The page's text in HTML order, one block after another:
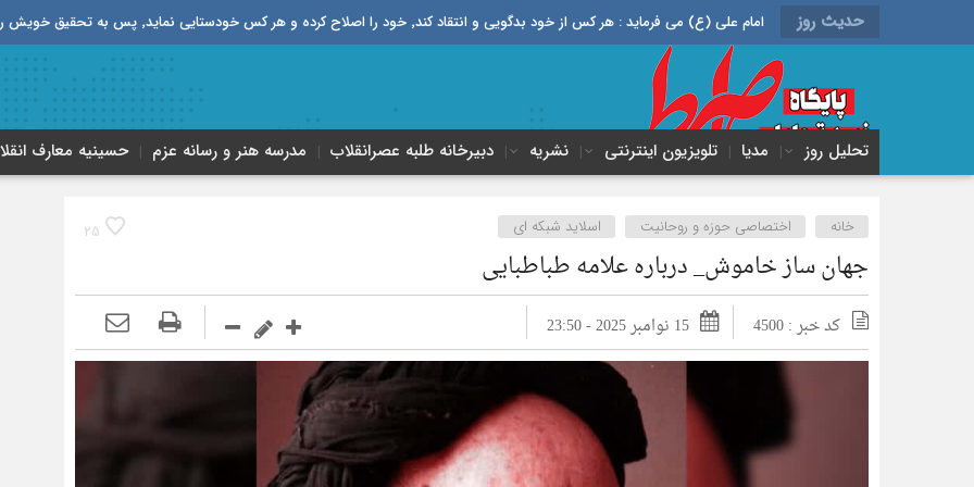
حدیث روز امام علی (ع) می فرماید : هر کس از خود بدگویی و انتقاد کند٬ خود را اصلاح کرده و هر کس خودستایی نماید٬ پس به تحقیق خویش را تباه نموده است.
تحلیل روز مدیا تلویزیون اینترنتی نشریه دبیرخانه طلبه‌ عصر‌انقلاب مدرسه هنر و رسانه عزم حسینیه معارف
25 خانه اختصاصی حوزه و روحانیت اسلاید شبکه ای
جهان ساز خاموش_ درباره علامه طباطبایی
کد خبر : 4500 15 نوامبر 2025 - 23:50